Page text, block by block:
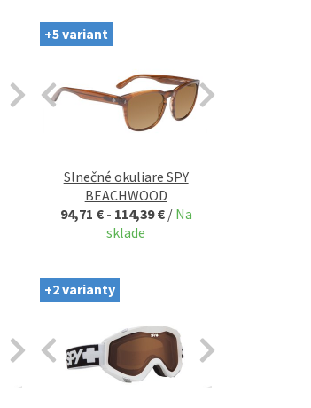
+5 variant
Slnečné okuliare SPY
BEACHWOOD
94,71 € - 114,39 € / Na
sklade
+2 varianty